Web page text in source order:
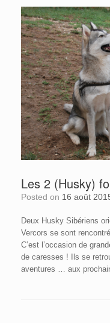
Les 2 (Husky)
Posted on 16 août
Deux Husky Sibériens
Vercors se sont
C’est l’occasion de
de caresses ! Ils se
aventures … aux